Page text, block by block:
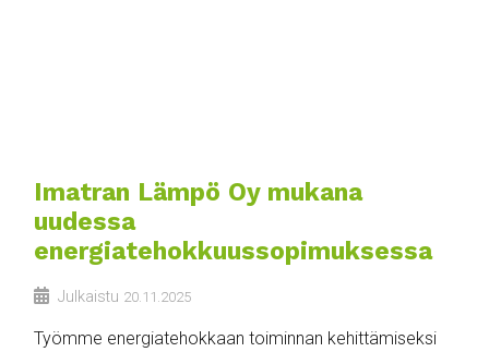
Imatran Lämpö Oy mukana
uudessa
energiatehokkuussopimuksessa
Julkaistu 20.11.2025
Työmme energiatehokkaan toiminnan kehittämiseksi